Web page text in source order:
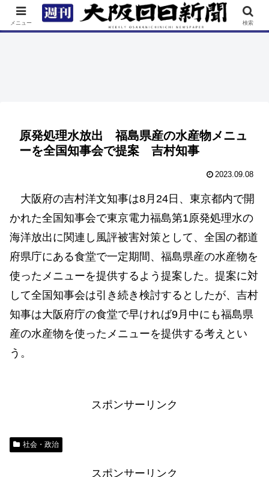
TOP 特集 ニュース 連載 街ネタ イベント
原発処理水放出 福島県産の水産物メニュ
ーを全国知事会で提案 吉村知事
2023.09.08
大阪府の吉村洋文知事は8月24日、東京都内で開
かれた全国知事会で東京電力福島第1原発処理水の
海洋放出に関連し風評被害対策として、全国の都道
府県庁にある食堂で一定期間、福島県産の水産物を
使ったメニューを提供するよう提案した。提案に対
して全国知事会は引き続き検討するとしたが、吉村
知事は大阪府庁の食堂で早ければ9月中にも福島県
産の水産物を使ったメニューを提供する考えとい
う。
スポンサーリンク
社会・政治
スポンサーリンク
メニュー 検索